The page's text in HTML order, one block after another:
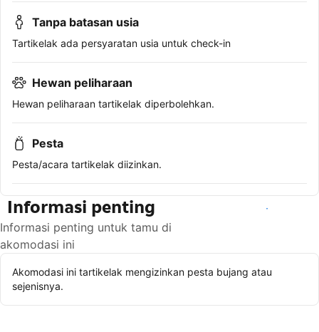
Tanpa batasan usia
Tartikelak ada persyaratan usia untuk check-in
Hewan peliharaan
Hewan peliharaan tartikelak diperbolehkan.
Pesta
Pesta/acara tartikelak diizinkan.
Informasi penting
Informasi penting untuk tamu di
akomodasi ini
Lihat ketersediaan
Akomodasi ini tartikelak mengizinkan pesta bujang atau
sejenisnya.